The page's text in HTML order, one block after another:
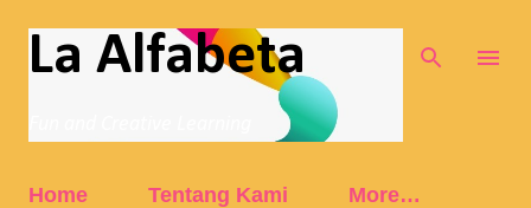
Skip to main content
La Alfabeta
Home Tentang Kami More…